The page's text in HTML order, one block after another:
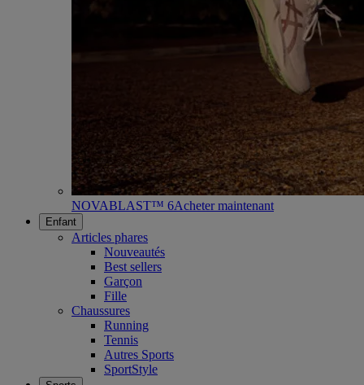
NOVABLAST™ 6Acheter maintenant
Enfant
Articles phares
Nouveautés
Best sellers
Garçon
Fille
Chaussures
Running
Tennis
Autres Sports
SportStyle